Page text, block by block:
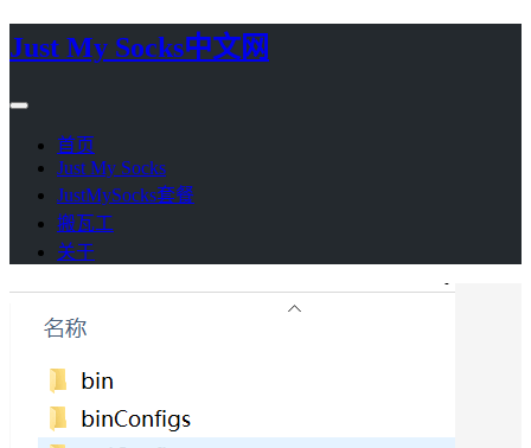
Just My Socks中文网
首页
Just My Socks
JustMySocks套餐
搬瓦工
关于